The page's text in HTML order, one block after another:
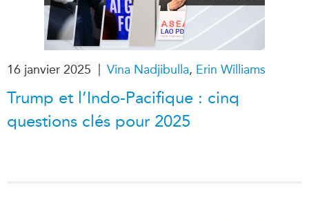
16 janvier 2025 | Vina Nadjibulla, Erin Williams
Trump et l’Indo-Pacifique : cinq
questions clés pour 2025